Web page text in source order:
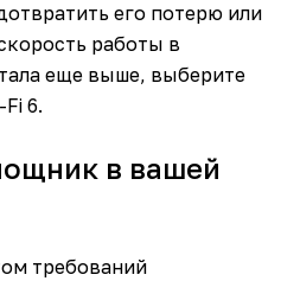
его потерю или
работы в
еще выше, выберите
6.
в вашей
требований